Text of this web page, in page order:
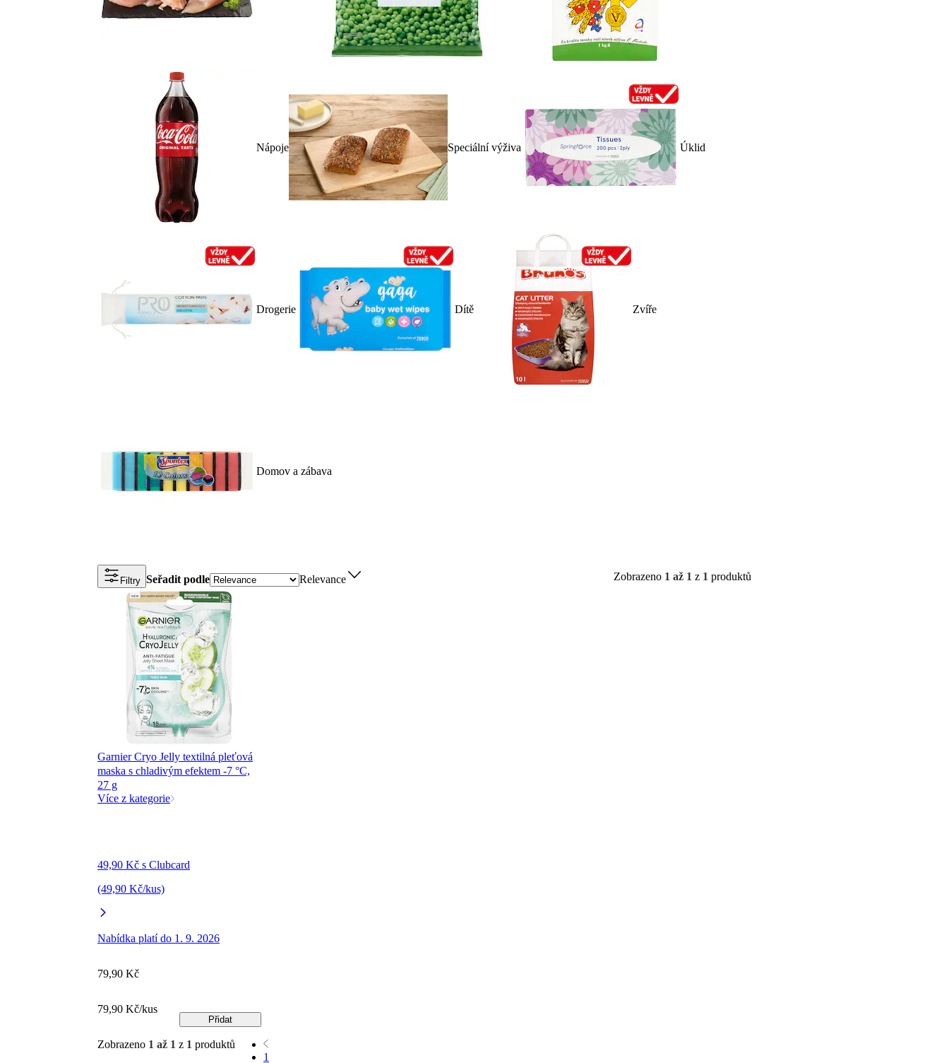
Nápoje Speciální výživa Úklid
Drogerie Dítě Zvíře
Domov a zábava
Filtry Seřadit podle Relevance Zobrazeno 1 až 1 z 1 produktů
Garnier Cryo Jelly textilná pleťová
maska s chladivým efektem -7 °C,
27 g
Více z kategorie
49,90 Kč s Clubcard
(49,90 Kč/kus)
Nabídka platí do 1. 9. 2026
79,90 Kč
79,90 Kč/kus
Přidat
Zobrazeno 1 až 1 z 1 produktů
1